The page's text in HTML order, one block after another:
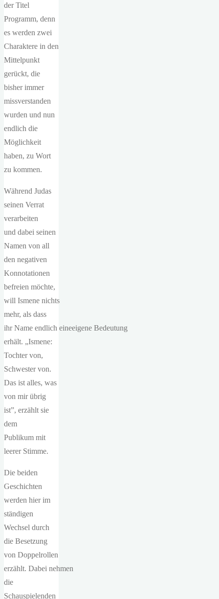
der Titel
Programm, denn
es werden zwei
Charaktere in den
Mittelpunkt
gerückt, die
bisher immer
missverstanden
wurden und nun
endlich die
Möglichkeit
haben, zu Wort
zu kommen.
Während Judas
seinen Verrat
verarbeiten
und dabei seinen
Namen von all
den negativen
Konnotationen
befreien möchte,
will Ismene nichts
mehr, als dass
ihr Name endlich eineeigene Bedeutung
erhält. „Ismene:
Tochter von,
Schwester von.
Das ist alles, was
von mir übrig
ist”, erzählt sie
dem
Publikum mit
leerer Stimme.
Die beiden
Geschichten
werden hier im
ständigen
Wechsel durch
die Besetzung
von Doppelrollen
erzählt. Dabei nehmen
die
Schauspielenden